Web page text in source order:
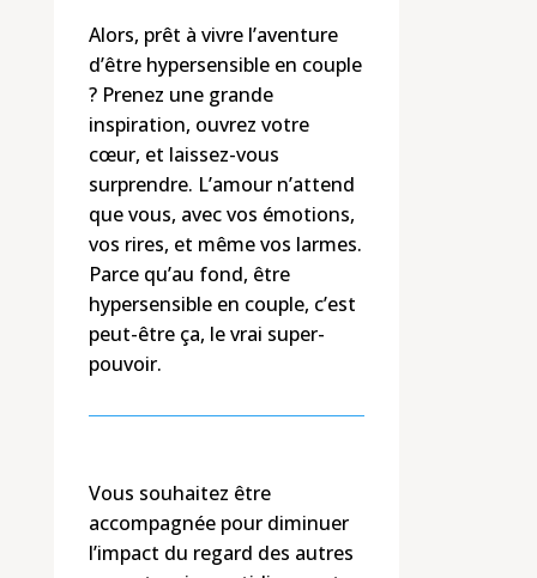
Alors, prêt à vivre l’aventure
d’être hypersensible en couple
? Prenez une grande
inspiration, ouvrez votre
cœur, et laissez-vous
surprendre. L’amour n’attend
que vous, avec vos émotions,
vos rires, et même vos larmes.
Parce qu’au fond, être
hypersensible en couple, c’est
peut-être ça, le vrai super-
pouvoir.
Vous souhaitez être
accompagnée pour diminuer
l’impact du regard des autres